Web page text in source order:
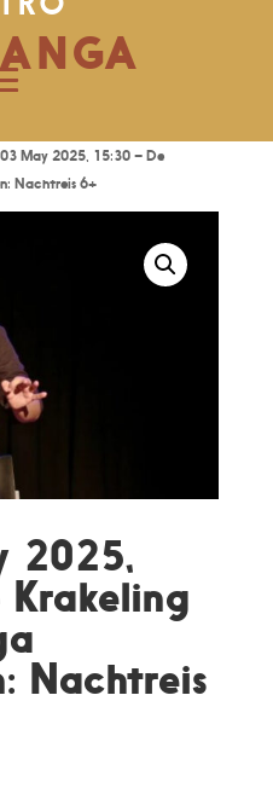
May 2025, 15:30 – De
Nachtreis 6+
2025,
Nachtreis